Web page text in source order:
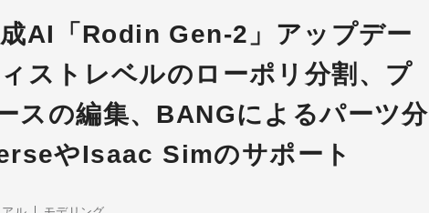
AI「Rodin Gen-2」アップデー
ィストレベルのローポリ分割、プ
スの編集、BANGによるパーツ分
やIsaac Simのサポート